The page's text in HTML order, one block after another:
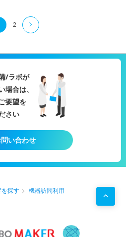
規制物質（鉛、水銀、カド
度は、例えばカドミウムの
測定対象重量に対し微量で
部などが分析対象です。
金属などの定量分析
属などが毛髪や爪、骨など
ります。これらを溶かして
が可能です。
めに食品の汚染物質に対す
おり、例えば米に含まれる
食品の低濃度汚染物質検査
できない場合がございます。
2
/ラボが
場合は、
要望を
さい
い合わせ
を探す 機器訪問利用